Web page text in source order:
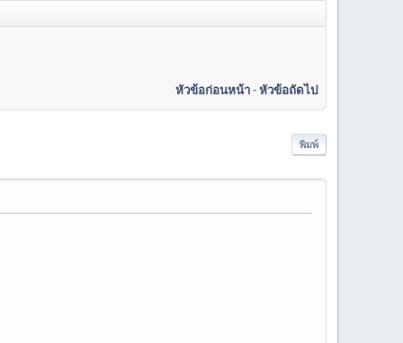
หัวข้อก่อนหน้า-หัวข้อถัดไป
พิมพ์